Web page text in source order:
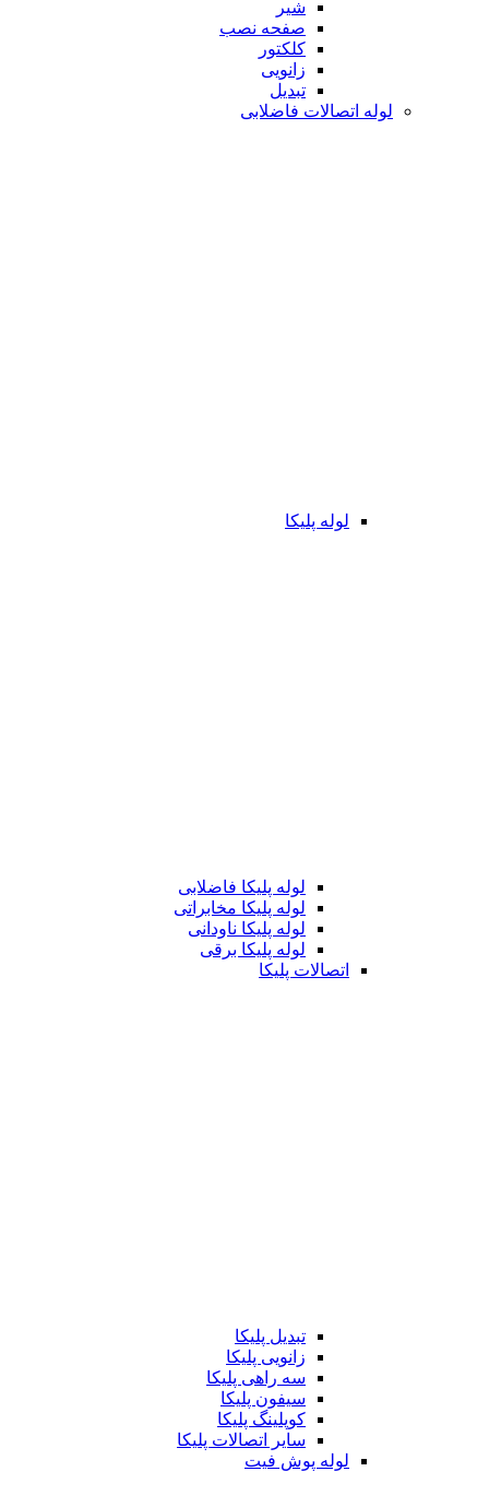
شیر
صفحه نصب
کلکتور
زانویی
تبدیل
لوله اتصالات فاضلابی
لوله پلیکا
لوله پلیکا فاضلابی
لوله پلیکا مخابراتی
لوله پلیکا ناودانی
لوله پلیکا برقی
اتصالات پلیکا
تبدیل پلیکا
زانویی پلیکا
سه راهی پلیکا
سیفون پلیکا
کوپلینگ پلیکا
سایر اتصالات پلیکا
لوله پوش فیت